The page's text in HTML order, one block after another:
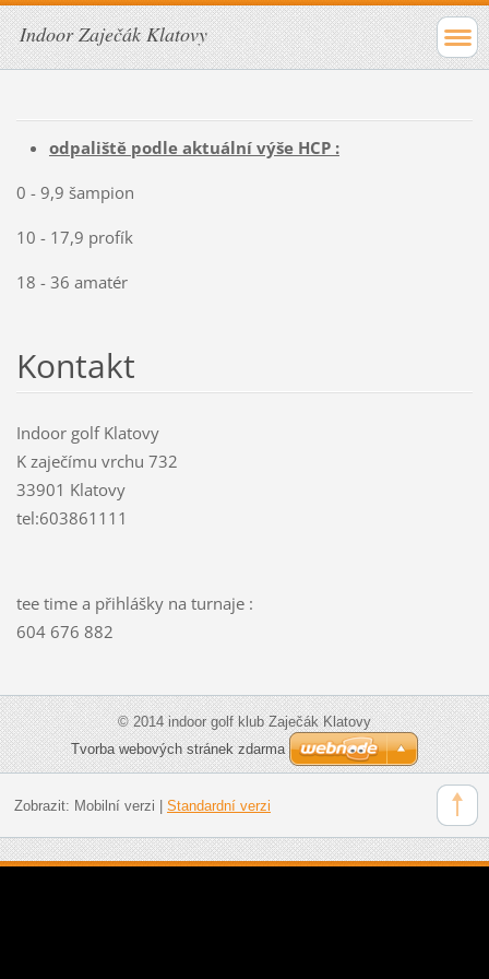
Indoor Zaječák Klatovy
odpaliště podle aktuální výše HCP :
0 - 9,9 šampion
10 - 17,9 profík
18 - 36 amatér
Kontakt
Indoor golf Klatovy
K zaječímu vrchu 732
33901 Klatovy
tel:603861111
tee time a přihlášky na turnaje :
604 676 882
© 2014 indoor golf klub Zaječák Klatovy
Tvorba webových stránek zdarma
Zobrazit: Mobilní verzi Standardní verzi